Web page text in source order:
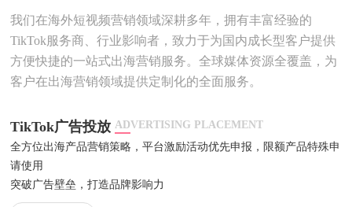
我们在海外短视频营销领域深耕多年，拥有丰富经验的
TikTok服务商、行业影响者，致力于为国内成长型客户提供
方便快捷的一站式出海营销服务。全球媒体资源全覆盖，为
客户在出海营销领域提供定制化的全面服务。
TikTok广告投放 ADVERTISING PLACEMENT
全方位出海产品营销策略，平台激励活动优先申报，限额产品特殊申
请使用
突破广告壁垒，打造品牌影响力